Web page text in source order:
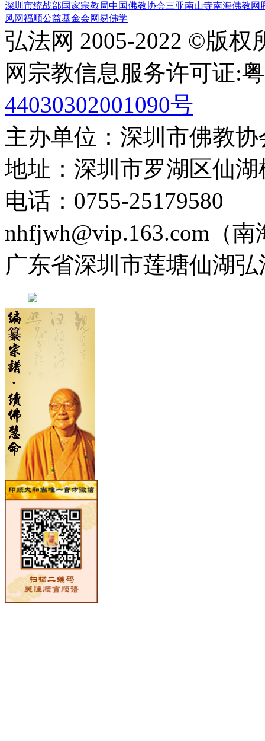
深圳市统战部国家宗教局中国佛教协会三亚南山寺南海佛教网
风网福顺公益基金会网易佛学
弘法网 2005-2022 ©版权
网宗教信息服务许可证:
44030302001090号
主办单位：深圳市佛教
地址：深圳市罗湖区仙
电话：0755-25179580
nhfjwh@vip.163.com（南
广东省深圳市莲塘仙湖弘